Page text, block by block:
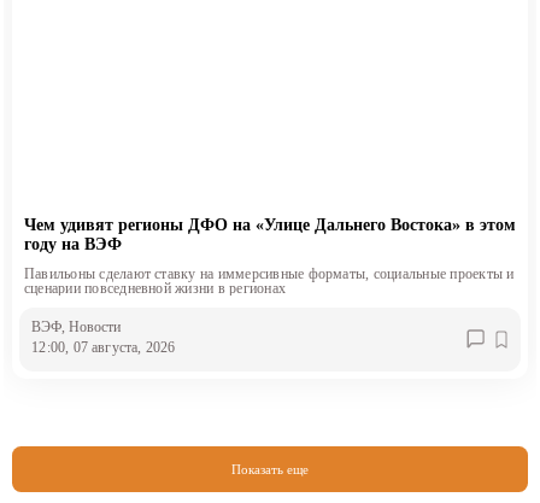
Чем удивят регионы ДФО на «Улице Дальнего Востока» в этом
году на ВЭФ
Павильоны сделают ставку на иммерсивные форматы, социальные проекты и
сценарии повседневной жизни в регионах
ВЭФ , Новости
12:00, 07 августа, 2026
Показать еще